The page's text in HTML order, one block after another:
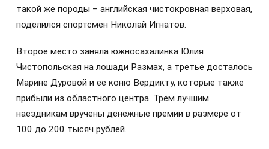
такой же породы – английская чистокровная верховая,
поделился спортсмен Николай Игнатов.
Второе место заняла южносахалинка Юлия
Чистопольская на лошади Размах, а третье досталось
Марине Дуровой и ее коню Вердикту, которые также
прибыли из областного центра. Трём лучшим
наездникам вручены денежные премии в размере от
100 до 200 тысяч рублей.